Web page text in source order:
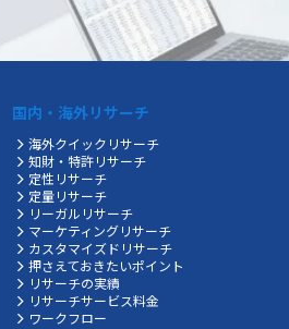
国内・海外リサーチ
海外クイックリサーチ
知財・特許リサーチ
定性リサーチ
定量リサーチ
リーガルリサーチ
マーケティングリサーチ
カスタマイズドリサーチ
押さえておきたいポイント
リサーチの実績
リサーチサービス料金
ワークフロー